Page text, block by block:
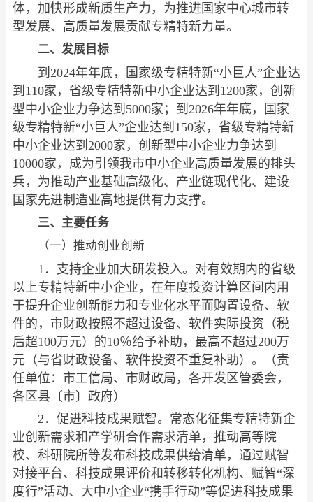
体，加快形成新质生产力，为推进国家中心城市转
型发展、高质量发展贡献专精特新力量。
二、发展目标
到2024年年底，国家级专精特新“小巨人”企业达
到110家，省级专精特新中小企业达到1200家，创新
型中小企业力争达到5000家；到2026年年底，国家
级专精特新“小巨人”企业达到150家，省级专精特新
中小企业达到2000家，创新型中小企业力争达到
10000家，成为引领我市中小企业高质量发展的排头
兵，为推动产业基础高级化、产业链现代化、建设
国家先进制造业高地提供有力支撑。
三、主要任务
（一）推动创业创新
1．支持企业加大研发投入。对有效期内的省级
以上专精特新中小企业，在年度投资计算区间内用
于提升企业创新能力和专业化水平而购置设备、软
件的，市财政按照不超过设备、软件实际投资（税
后超100万元）的10％给予补助，最高不超过200万
元（与省财政设备、软件投资不重复补助）。（责
任单位：市工信局、市财政局，各开发区管委会，
各区县〔市〕政府）
2．促进科技成果赋智。常态化征集专精特新企
业创新需求和产学研合作需求清单，推动高等院
校、科研院所等发布科技成果供给清单，通过赋智
对接平台、科技成果评价和转移转化机构、赋智“深
度行”活动、大中小企业“携手行动”等促进科技成果